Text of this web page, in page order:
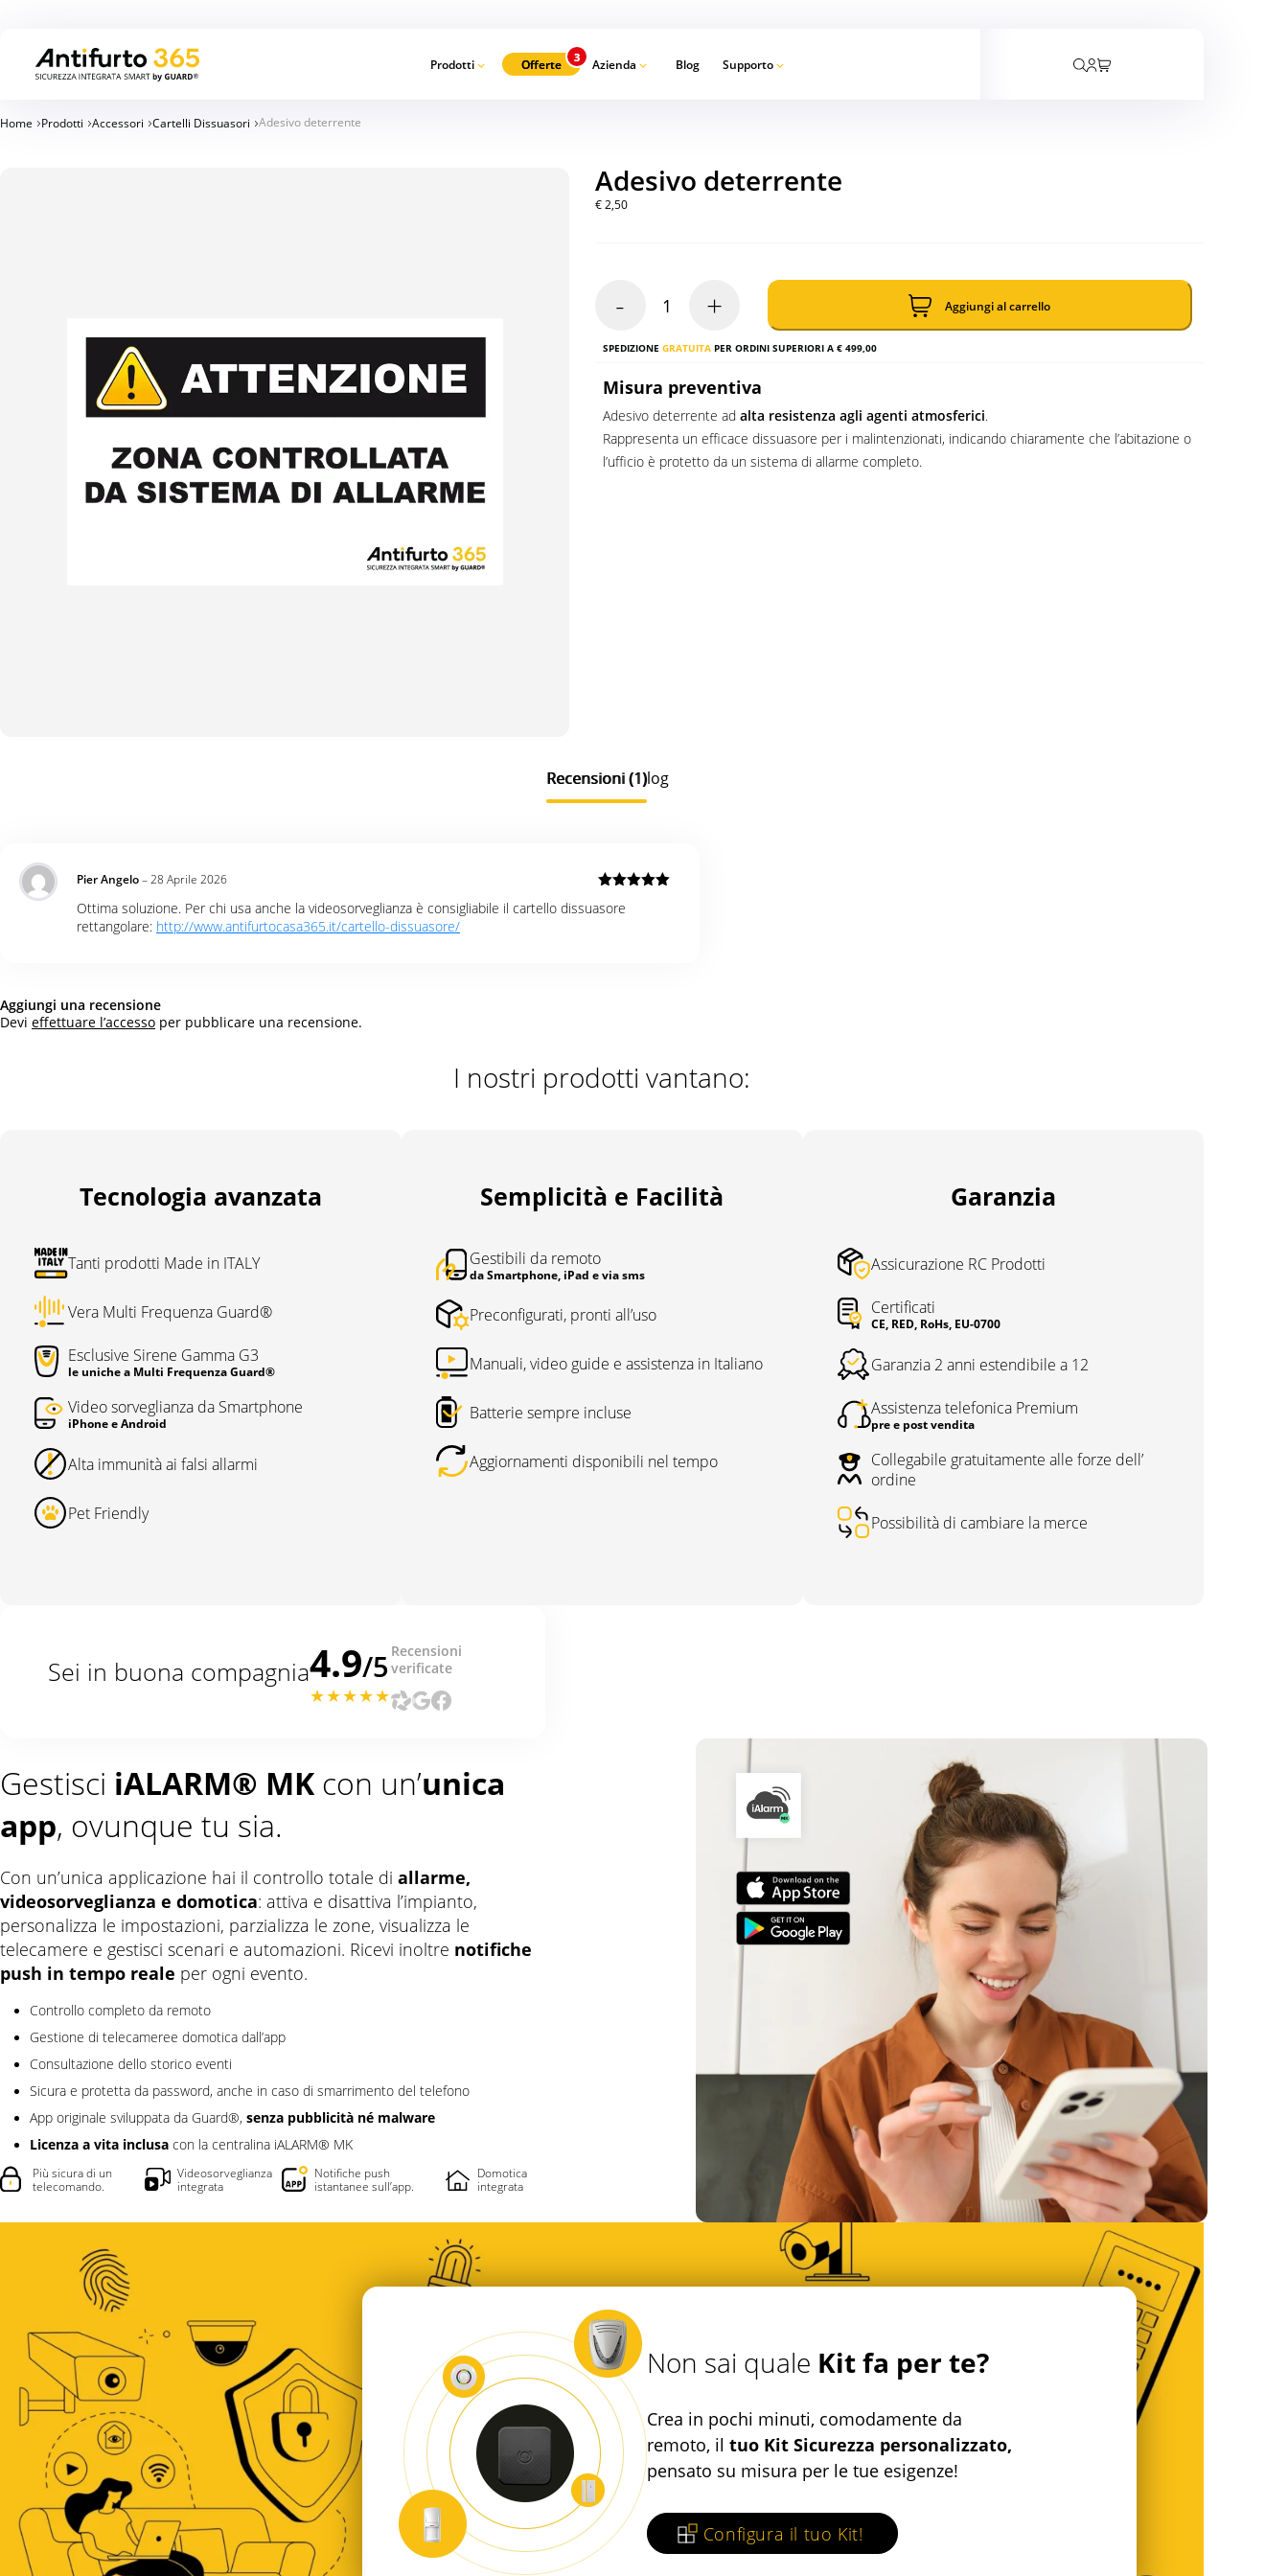
Prodotti Offerte Azienda Blog Supporto
Home Prodotti Accessori Cartelli Dissuasori Adesivo deterrente
Adesivo deterrente
€2,50
-
Adesivo
+ Aggiungi al carrello
SPEDIZIONE GRATUITAPER ORDINI SUPERIORI A € 499,00
Misura preventiva
Adesivo deterrente ad alta resistenza agli agenti atmosferici.
Rappresenta un efficace dissuasore per i malintenzionati, indicando chiaramente che l’abitazione o
l’ufficio è protetto da un sistema di allarme completo.
Recensioni (1)Blog
su 5
Pier Angelo – 28 Aprile 2026
Ottima soluzione. Per chi usa anche la videosorveglianza è consigliabile il cartello dissuasore
rettangolare: http://www.antifurtocasa365.it/cartello-dissuasore/
Aggiungi una recensione
Devi effettuare l’accesso per pubblicare una recensione.
I nostri prodotti vantano:
Tecnologia avanzata
Tanti prodotti Made in ITALY
Vera Multi Frequenza Guard®
Esclusive Sirene Gamma G3
le uniche a Multi Frequenza Guard®
Video sorveglianza da Smartphone
iPhone e Android
Alta immunità ai falsi allarmi
Pet Friendly
Semplicità e Facilità
Gestibili da remoto
da Smartphone, iPad e via sms
Preconfigurati, pronti all’uso
Manuali, video guide e assistenza in Italiano
Batterie sempre incluse
Aggiornamenti disponibili nel tempo
Garanzia
Assicurazione RC Prodotti
Certificati
CE, RED, RoHs, EU-0700
Garanzia 2 anni estendibile a 12
Assistenza telefonica Premium
pre e post vendita
Collegabile gratuitamente alle forze dell’
ordine
Possibilità di cambiare la merce
Sei in buona compagnia4.9/5 Recensioni
verificate
Gestisci iALARM® MK con un’unica
app, ovunque tu sia.
Con un’unica applicazione hai il controllo totale di allarme,
videosorveglianza e domotica: attiva e disattiva l’impianto,
personalizza le impostazioni, parzializza le zone, visualizza le
telecamere e gestisci scenari e automazioni. Ricevi inoltre notifiche
push in tempo reale per ogni evento.
Controllo completo da remoto
Gestione di telecameree domotica dall’app
Consultazione dello storico eventi
Sicura e protetta da password, anche in caso di smarrimento del telefono
App originale sviluppata da Guard®, senza pubblicità né malware
Licenza a vita inclusa con la centralina iALARM® MK
Più sicura di un
telecomando.
Videosorveglianza
integrata
Notifiche push
istantanee sull’app.
Domotica
integrata
Non sai quale Kit fa per te?
Crea in pochi minuti, comodamente da
remoto, il tuo Kit Sicurezza personalizzato,
pensato su misura per le tue esigenze!
Configura il tuo Kit!